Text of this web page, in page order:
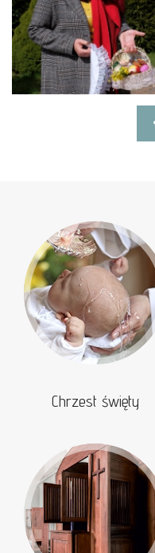
Chrzest święty